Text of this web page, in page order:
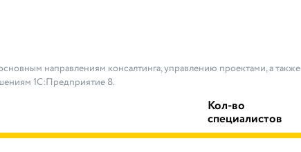
направлениям консалтинга, управлению проектами, а также
1С:Предприятие 8.
Кол-во
специалистов